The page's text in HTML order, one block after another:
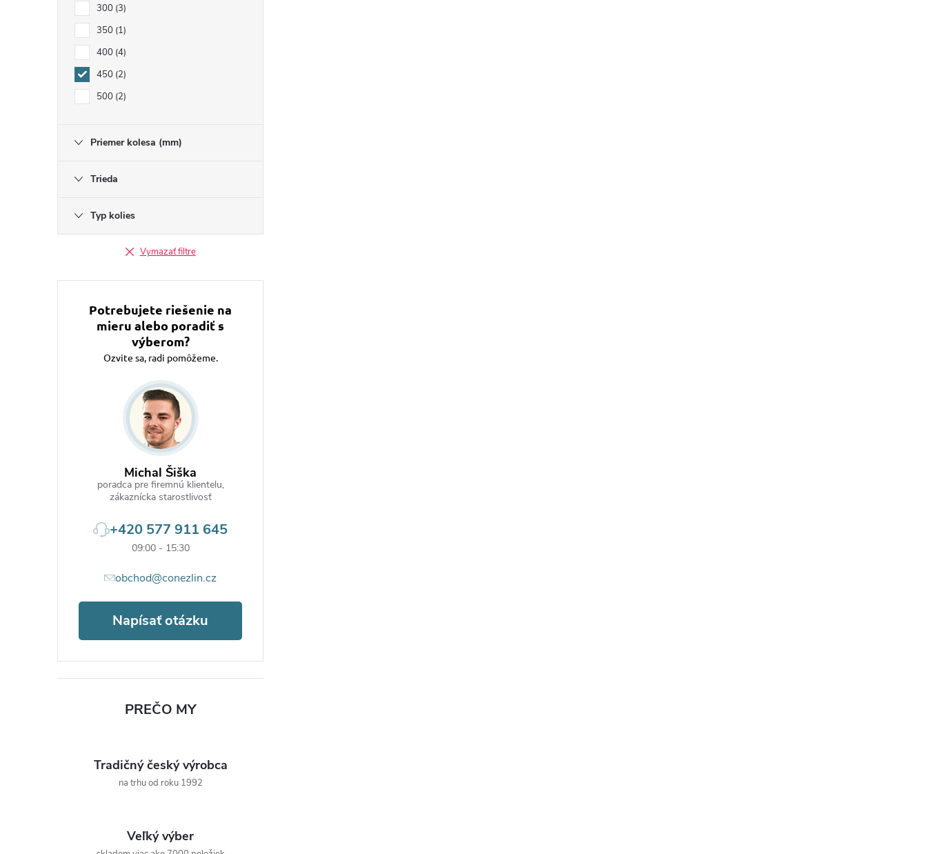
300 3
350 1
400 4
450 2
500 2
Priemer kolesa (mm)
Trieda
Typ kolies
Vymazať filtre
Potrebujete riešenie na
mieru alebo poradiť s
výberom?
Ozvite sa, radi pomôžeme.
Michal Šiška
poradca pre firemnú klientelu,
zákaznícka starostlivosť
+420 577 911 645
09:00 - 15:30
obchod@conezlin.cz
Napísať otázku
PREČO MY
Tradičný český výrobca
na trhu od roku 1992
Veľký výber